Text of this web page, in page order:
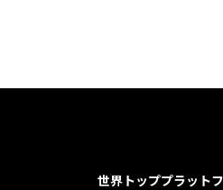
世界トッププラット